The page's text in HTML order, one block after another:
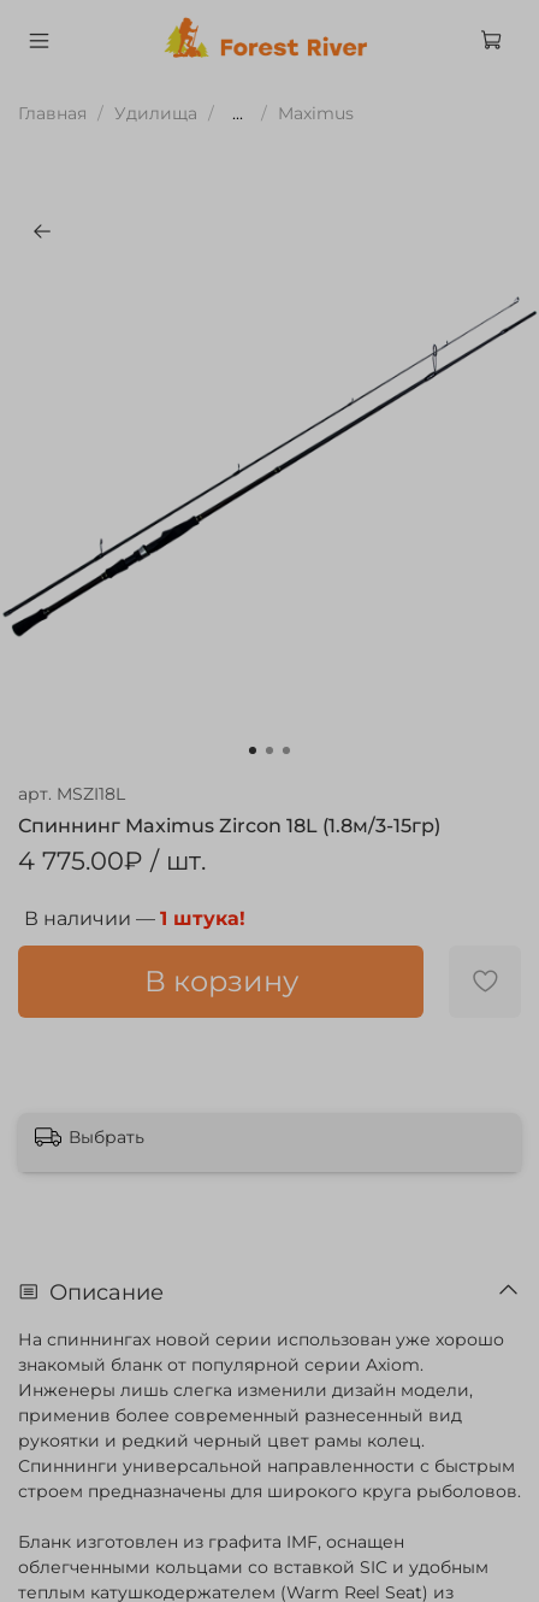
Главная Удилища ... Maximus
арт. MSZI18L
Спиннинг Maximus Zircon 18L (1.8м/3-15гр)
4 775.00₽ / шт.
В наличии — 1 штука!
В корзину
Выбрать
Описание
На спиннингах новой серии использован уже хорошо
знакомый бланк от популярной серии Axiom.
Инженеры лишь слегка изменили дизайн модели,
применив более современный разнесенный вид
рукоятки и редкий черный цвет рамы колец.
Спиннинги универсальной направленности с быстрым
строем предназначены для широкого круга рыболовов.
Бланк изготовлен из графита IMF, оснащен
облегченными кольцами со вставкой SIC и удобным
теплым катушкодержателем (Warm Reel Seat) из